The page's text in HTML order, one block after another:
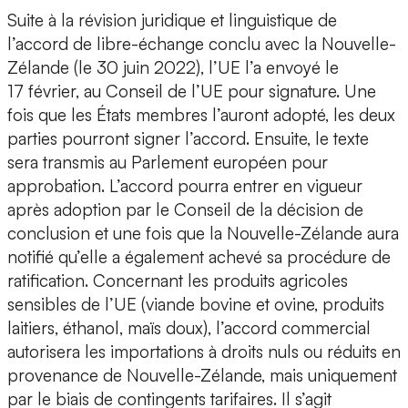
Suite à la révision juridique et linguistique de
l’accord de libre-échange conclu avec la Nouvelle-
Zélande (le 30 juin 2022), l’UE l’a envoyé le
17 février, au Conseil de l’UE pour signature. Une
fois que les États membres l’auront adopté, les deux
parties pourront signer l’accord. Ensuite, le texte
sera transmis au Parlement européen pour
approbation. L’accord pourra entrer en vigueur
après adoption par le Conseil de la décision de
conclusion et une fois que la Nouvelle-Zélande aura
notifié qu’elle a également achevé sa procédure de
ratification. Concernant les produits agricoles
sensibles de l’UE (viande bovine et ovine, produits
laitiers, éthanol, maïs doux), l’accord commercial
autorisera les importations à droits nuls ou réduits en
provenance de Nouvelle-Zélande, mais uniquement
par le biais de contingents tarifaires. Il s’agit